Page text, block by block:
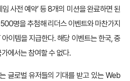
임 사전 예약’ 등 8개의 미션을 완료하면 된
명을 추첨해 리더스 이벤트와 마찬가지
이템을 지급한다. 해당 이벤트는 한국, 중
에서는 참여할 수 없다.
글로벌 유저들의 기대를 받고 있는 Web